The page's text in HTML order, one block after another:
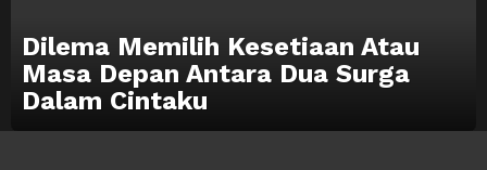
Dilema Memilih Kesetiaan Atau
Masa Depan Antara Dua Surga
Dalam Cintaku